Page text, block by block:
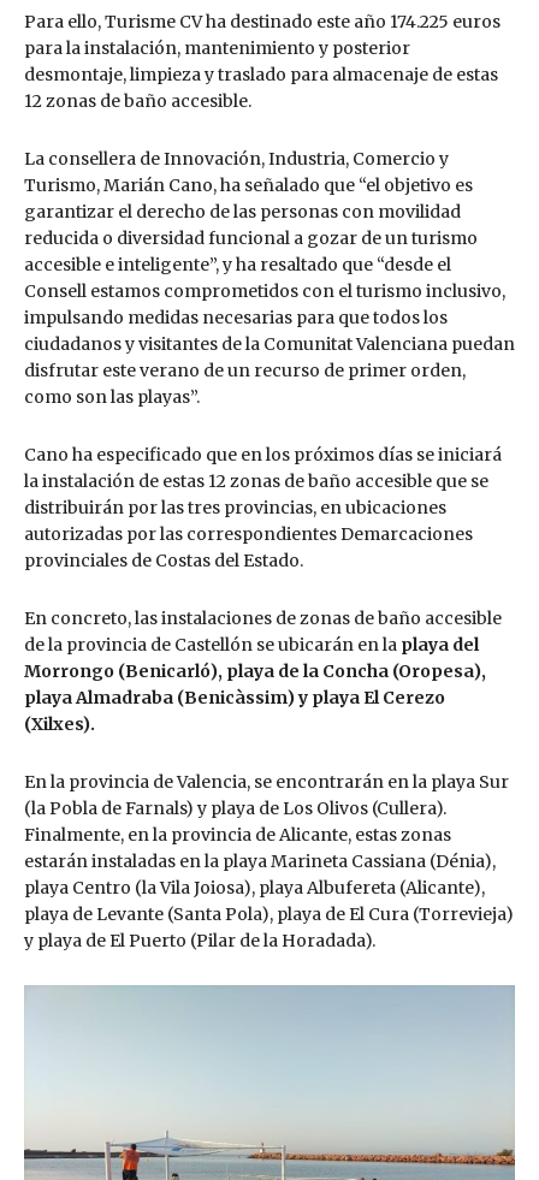
Para ello, Turisme CV ha destinado este año 174.225 euros
para la instalación, mantenimiento y posterior
desmontaje, limpieza y traslado para almacenaje de estas
12 zonas de baño accesible.
La consellera de Innovación, Industria, Comercio y
Turismo, Marián Cano, ha señalado que “el objetivo es
garantizar el derecho de las personas con movilidad
reducida o diversidad funcional a gozar de un turismo
accesible e inteligente”, y ha resaltado que “desde el
Consell estamos comprometidos con el turismo inclusivo,
impulsando medidas necesarias para que todos los
ciudadanos y visitantes de la Comunitat Valenciana puedan
disfrutar este verano de un recurso de primer orden,
como son las playas”.
Cano ha especificado que en los próximos días se iniciará
la instalación de estas 12 zonas de baño accesible que se
distribuirán por las tres provincias, en ubicaciones
autorizadas por las correspondientes Demarcaciones
provinciales de Costas del Estado.
En concreto, las instalaciones de zonas de baño accesible
de la provincia de Castellón se ubicarán en la playa del
Morrongo (Benicarló), playa de la Concha (Oropesa),
playa Almadraba (Benicàssim) y playa El Cerezo
(Xilxes).
En la provincia de Valencia, se encontrarán en la playa Sur
(la Pobla de Farnals) y playa de Los Olivos (Cullera).
Finalmente, en la provincia de Alicante, estas zonas
estarán instaladas en la playa Marineta Cassiana (Dénia),
playa Centro (la Vila Joiosa), playa Albufereta (Alicante),
playa de Levante (Santa Pola), playa de El Cura (Torrevieja)
y playa de El Puerto (Pilar de la Horadada).